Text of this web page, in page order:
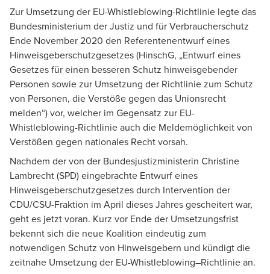
Zur Umsetzung der EU-Whistleblowing-Richtlinie legte das
Bundesministerium der Justiz und für Verbraucherschutz
Ende November 2020 den Referentenentwurf eines
Hinweisgeberschutzgesetzes (HinschG, „Entwurf eines
Gesetzes für einen besseren Schutz hinweisgebender
Personen sowie zur Umsetzung der Richtlinie zum Schutz
von Personen, die Verstöße gegen das Unionsrecht
melden“) vor, welcher im Gegensatz zur EU-
Whistleblowing-Richtlinie auch die Meldemöglichkeit von
Verstößen gegen nationales Recht vorsah.
Nachdem der von der Bundesjustizministerin Christine
Lambrecht (SPD) eingebrachte Entwurf eines
Hinweisgeberschutzgesetzes durch Intervention der
CDU/CSU-Fraktion im April dieses Jahres gescheitert war,
geht es jetzt voran. Kurz vor Ende der Umsetzungsfrist
bekennt sich die neue Koalition eindeutig zum
notwendigen Schutz von Hinweisgebern und kündigt die
zeitnahe Umsetzung der EU-Whistleblowing–Richtlinie an.